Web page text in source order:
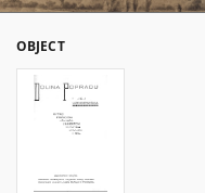
OBJECT